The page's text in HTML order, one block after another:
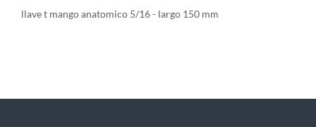
llave t mango anatomico 5/16 - largo 150 mm